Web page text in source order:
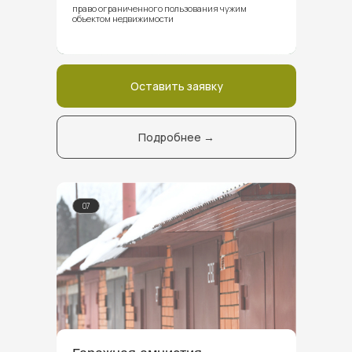
Оставить заявку
Подробнее →
право ограниченного пользования чужим
объектом недвижимости
07